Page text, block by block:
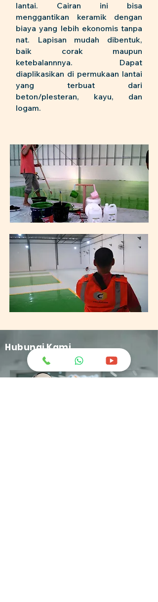
lantai. Cairan ini bisa
menggantikan keramik dengan
biaya yang lebih ekonomis tanpa
nat. Lapisan mudah dibentuk,
baik corak maupun
ketebalannnya. Dapat
diaplikasikan di permukaan lantai
yang terbuat dari
beton/plesteran, kayu, dan
logam.
Hubungi Kami